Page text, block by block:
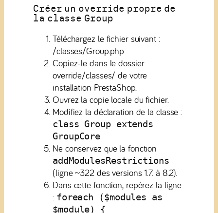
Créer un override propre de
la classe Group
Téléchargez le fichier suivant :
/classes/Group.php
Copiez-le dans le dossier
override/classes/ de votre
installation PrestaShop.
Ouvrez la copie locale du fichier.
Modifiez la déclaration de la classe :
class Group extends
GroupCore
Ne conservez que la fonction
addModulesRestrictions
(ligne ~322 des versions 1.7. à 8.2).
Dans cette fonction, repérez la ligne
: foreach ($modules as
$module) {